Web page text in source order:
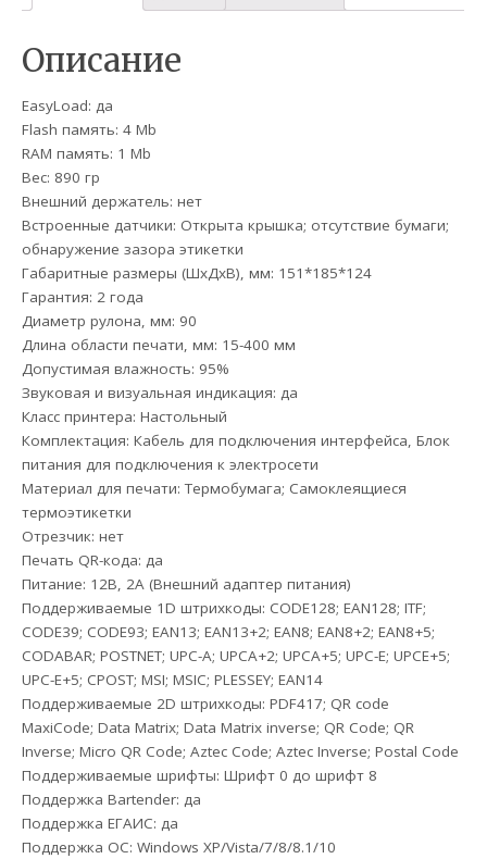
Описание
EasyLoad: да
Flash память: 4 Mb
RAM память: 1 Mb
Вес: 890 гр
Внешний держатель: нет
Встроенные датчики: Открыта крышка; отсутствие бумаги;
обнаружение зазора этикетки
Габаритные размеры (ШхДхВ), мм: 151*185*124
Гарантия: 2 года
Диаметр рулона, мм: 90
Длина области печати, мм: 15-400 мм
Допустимая влажность: 95%
Звуковая и визуальная индикация: да
Класс принтера: Настольный
Комплектация: Кабель для подключения интерфейса, Блок
питания для подключения к электросети
Материал для печати: Термобумага; Cамоклеящиеся
термоэтикетки
Отрезчик: нет
Печать QR-кода: да
Питание: 12В, 2A (Внешний адаптер питания)
Поддерживаемые 1D штрихкоды: CODE128; EAN128; ITF;
CODE39; CODE93; EAN13; EAN13+2; EAN8; EAN8+2; EAN8+5;
CODABAR; POSTNET; UPC-A; UPCA+2; UPCA+5; UPC-E; UPCE+5;
UPC-E+5; CPOST; MSI; MSIC; PLESSEY; EAN14
Поддерживаемые 2D штрихкоды: PDF417; QR code
MaxiCode; Data Matrix; Data Matrix inverse; QR Code; QR
Inverse; Micro QR Code; Aztec Code; Aztec Inverse; Postal Code
Поддерживаемые шрифты: Шрифт 0 до шрифт 8
Поддержка Bartender: да
Поддержка ЕГАИС: да
Поддержка ОС: Windows XP/Vista/7/8/8.1/10